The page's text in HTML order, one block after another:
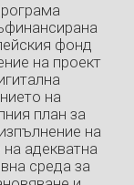
фонд
на проект
на
план за
на
адекватна
среда за